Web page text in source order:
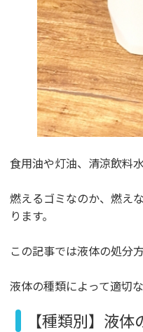
食用油や灯油、清涼飲料
燃えるゴミなのか、燃え
ります。
この記事では液体の処分
液体の種類によって適切
【種類別】液